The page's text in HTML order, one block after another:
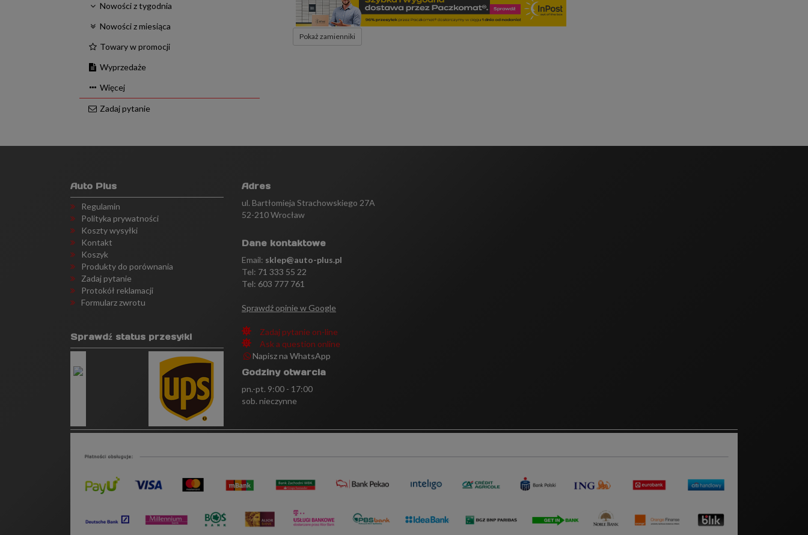
Nowości z tygodnia
Nowości z miesiąca
Towary w promocji
Wyprzedaże
Więcej
Zadaj pytanie
Pokaż zamienniki
Auto Plus
Regulamin
Polityka prywatności
Koszty wysyłki
Kontakt
Koszyk
Produkty do porównania
Zadaj pytanie
Protokół reklamacji
Formularz zwrotu
Sprawdź status przesyłki
Adres
ul. Bartłomieja Strachowskiego 27A
52-210 Wrocław
Dane kontaktowe
Email: sklep@auto-plus.pl
Tel: 71 333 55 22
Tel: 603 777 761
Sprawdź opinie w Google
Zadaj pytanie on-line
Ask a question online
Napisz na WhatsApp
Godziny otwarcia
pn.-pt. 9:00 - 17:00
sob. nieczynne